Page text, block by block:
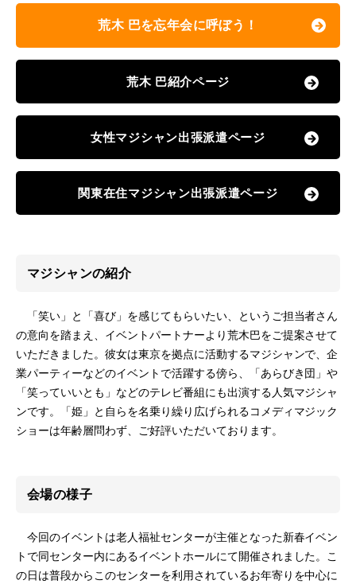
荒木 巴を忘年会に呼ぼう！
荒木 巴紹介ページ
女性マジシャン出張派遣ページ
関東在住マジシャン出張派遣ページ
マジシャンの紹介
「笑い」と「喜び」を感じてもらいたい、というご担当者さん
の意向を踏まえ、イベントパートナーより荒木巴をご提案させて
いただきました。彼女は東京を拠点に活動するマジシャンで、企
業パーティーなどのイベントで活躍する傍ら、「あらびき団」や
「笑っていいとも」などのテレビ番組にも出演する人気マジシャ
ンです。「姫」と自らを名乗り繰り広げられるコメディマジック
ショーは年齢層問わず、ご好評いただいております。
会場の様子
今回のイベントは老人福祉センターが主催となった新春イベン
トで同センター内にあるイベントホールにて開催されました。こ
の日は普段からこのセンターを利用されているお年寄りを中心に